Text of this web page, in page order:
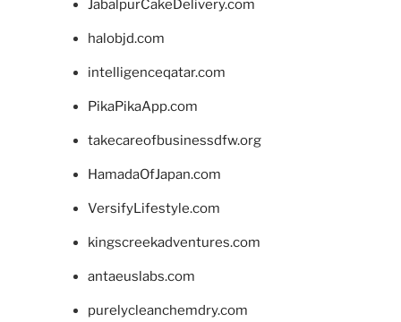
JabalpurCakeDelivery.com
halobjd.com
intelligenceqatar.com
PikaPikaApp.com
takecareofbusinessdfw.org
HamadaOfJapan.com
VersifyLifestyle.com
kingscreekadventures.com
antaeuslabs.com
purelycleanchemdry.com